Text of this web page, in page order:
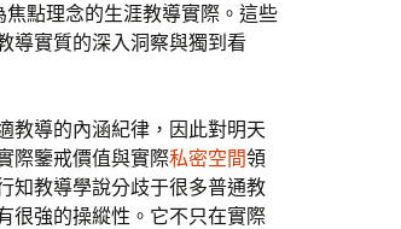
焦點理念的生涯教導實際。這些
導實質的深入洞察與獨到看
教導的內涵紀律，因此對明天
際鑒戒價值與實際私密空間領
知教導學說分歧于很多普通教
很強的操縱性。它不只在實際